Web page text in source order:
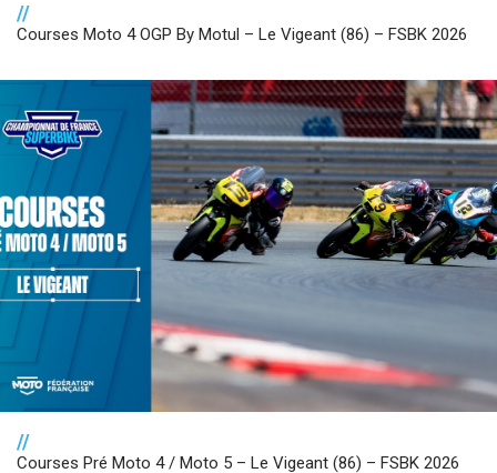
//
Courses Moto 4 OGP By Motul – Le Vigeant (86) – FSBK 2026
//
Courses Pré Moto 4 / Moto 5 – Le Vigeant (86) – FSBK 2026